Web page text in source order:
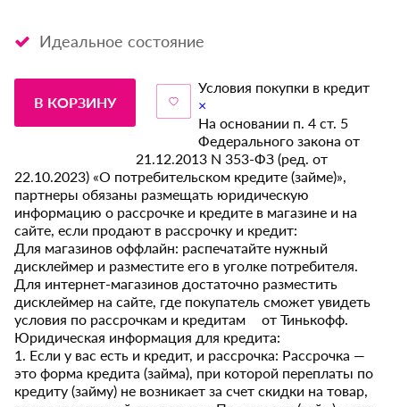
Идеальное состояние
В КОРЗИНУ
Условия покупки в кредит
×
На основании п. 4 ст. 5
Федерального закона от
21.12.2013 N 353-ФЗ (ред. от
22.10.2023) «О потребительском кредите (займе)»,
партнеры обязаны размещать юридическую
информацию о рассрочке и кредите в магазине и на
сайте, если продают в рассрочку и кредит:
Для магазинов оффлайн: распечатайте нужный
дисклеймер и разместите его в уголке потребителя.
Для интернет-магазинов достаточно разместить
дисклеймер на сайте, где покупатель сможет увидеть
условия по рассрочкам и кредитам от Тинькофф.
Юридическая информация для кредита:
1. Если у вас есть и кредит, и рассрочка: Рассрочка —
это форма кредита (займа), при которой переплаты по
кредиту (займу) не возникает за счет скидки на товар,